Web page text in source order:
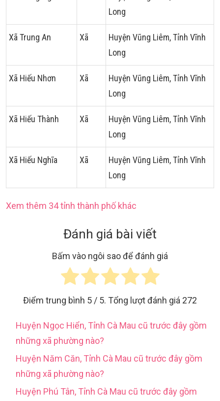
Long
Xã Trung An Xã
Huyện Vũng Liêm, Tỉnh Vĩnh
Long
Xã Hiếu Nhơn Xã
Huyện Vũng Liêm, Tỉnh Vĩnh
Long
Xã Hiếu Thành Xã
Huyện Vũng Liêm, Tỉnh Vĩnh
Long
Xã Hiếu Nghĩa Xã
Huyện Vũng Liêm, Tỉnh Vĩnh
Long
Xem thêm 34 tỉnh thành phố khác
Đánh giá bài viết
Bấm vào ngôi sao để đánh giá
Điểm trung bình 5 / 5. Tổng lượt đánh giá 272
Huyện Ngọc Hiển, Tỉnh Cà Mau cũ trước đây gồm
những xã phường nào?
Huyện Năm Căn, Tỉnh Cà Mau cũ trước đây gồm
những xã phường nào?
Huyện Phú Tân, Tỉnh Cà Mau cũ trước đây gồm